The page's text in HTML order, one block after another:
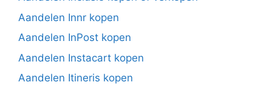
Aandelen Innr kopen
Aandelen InPost kopen
Aandelen Instacart kopen
Aandelen Itineris kopen